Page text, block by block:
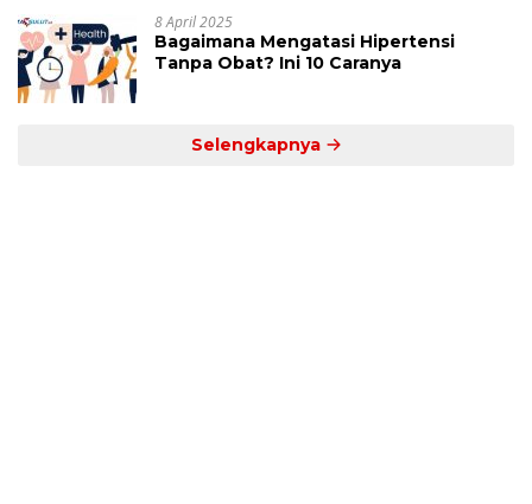
8 April 2025
Bagaimana Mengatasi Hipertensi
Tanpa Obat? Ini 10 Caranya
Selengkapnya